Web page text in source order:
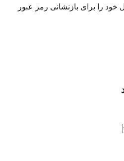
خود را برای بازنشانی رمز عبور